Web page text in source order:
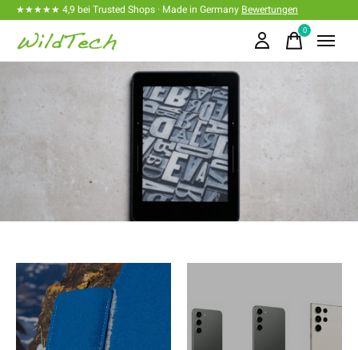
★★★★★ 4,9 bei Trusted Shops · Made in Germany Bewertungen
0items